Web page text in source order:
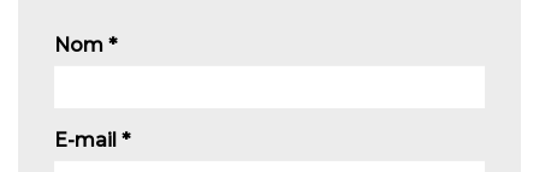
Nom *
E-mail *